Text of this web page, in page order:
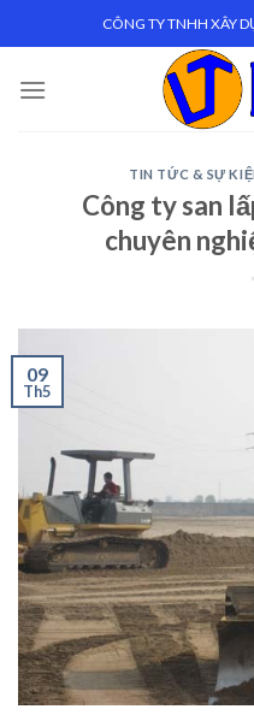
to
CÔNG TY TNHH XÂY
TIN TỨC & SỰ
Công ty san
chuyên
09
Th5